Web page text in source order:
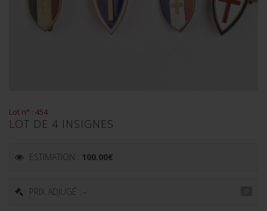
Lot n° : 454
LOT DE 4 INSIGNES
ESTIMATION : 100.00€
PRIX ADJUGÉ : -